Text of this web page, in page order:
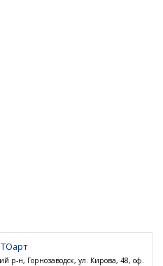
р-н, Горнозаводск, ул. Кирова, 48, оф.